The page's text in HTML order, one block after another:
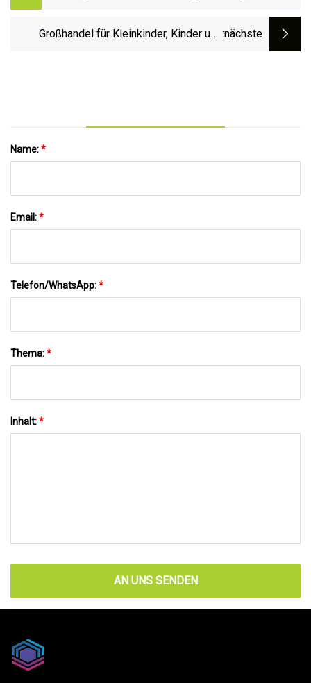
Gesichtsmaske für Neugeborene und
Großhandel für Kleinkinder, Kinder und :nächste
Name:*
Email:*
Telefon/WhatsApp:*
Thema:*
Inhalt:*
AN UNS SENDEN